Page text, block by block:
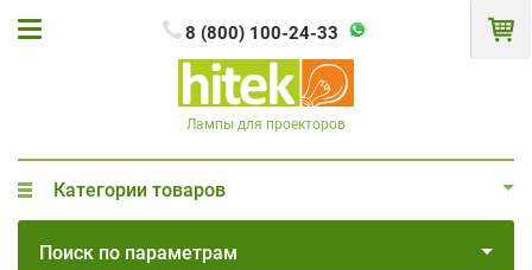
8 (800) 100-24-33
Лампы для проекторов
Категории товаров
Поиск по параметрам